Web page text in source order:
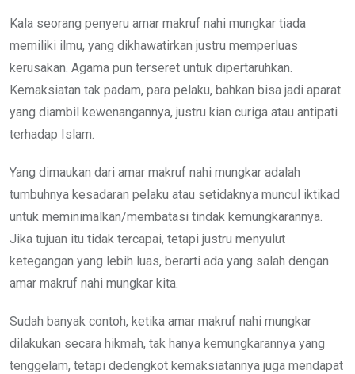
Kala seorang penyeru amar makruf nahi mungkar tiada
memiliki ilmu, yang dikhawatirkan justru memperluas
kerusakan. Agama pun terseret untuk dipertaruhkan.
Kemaksiatan tak padam, para pelaku, bahkan bisa jadi aparat
yang diambil kewenangannya, justru kian curiga atau antipati
terhadap Islam.
Yang dimaukan dari amar makruf nahi mungkar adalah
tumbuhnya kesadaran pelaku atau setidaknya muncul iktikad
untuk meminimalkan/membatasi tindak kemungkarannya.
Jika tujuan itu tidak tercapai, tetapi justru menyulut
ketegangan yang lebih luas, berarti ada yang salah dengan
amar makruf nahi mungkar kita.
Sudah banyak contoh, ketika amar makruf nahi mungkar
dilakukan secara hikmah, tak hanya kemungkarannya yang
tenggelam, tetapi dedengkot kemaksiatannya juga mendapat